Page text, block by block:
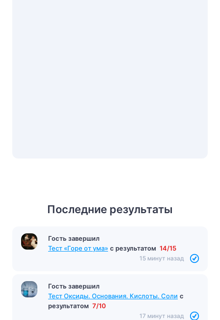
Последние результаты
Гость завершил
Тест по произведению «Божественная
с результатом 7/10
Гость завершил
Тест «Горе от ума»
15 минут назад